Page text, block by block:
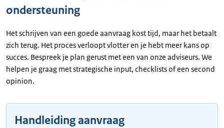
ondersteuning
Het schrijven van een goede aanvraag kost tijd, maar het betaalt
zich terug. Het proces verloopt vlotter en je hebt meer kans op
succes. Bespreek je plan gerust met een van onze adviseurs. We
helpen je graag met strategische input, checklists of een second
opinion.
Handleiding aanvraag